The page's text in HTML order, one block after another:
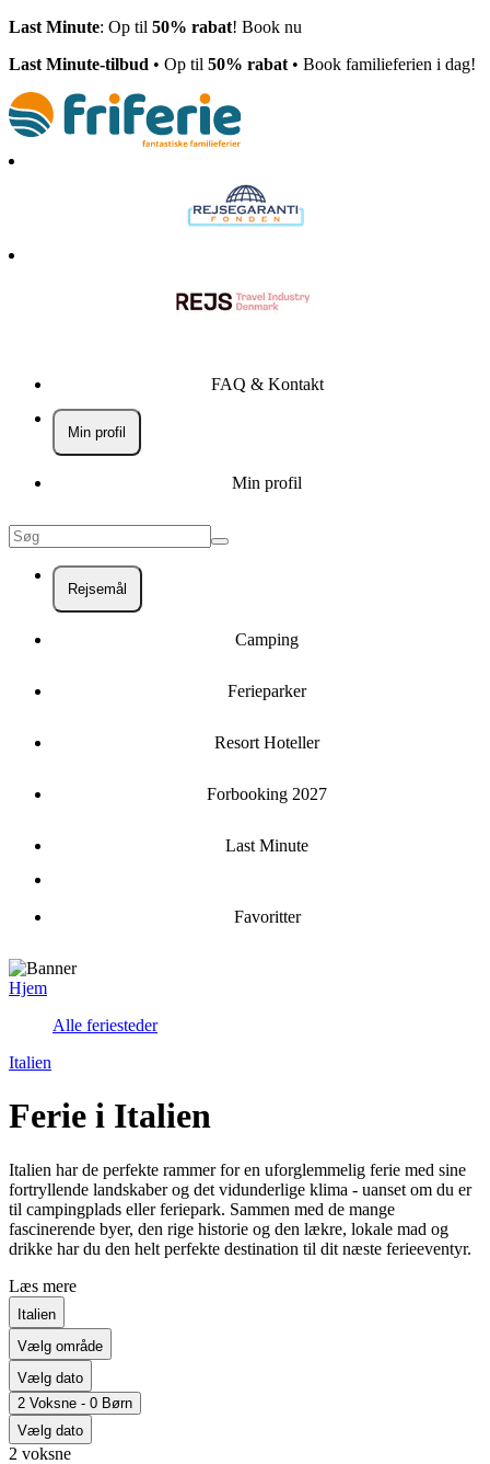
Last Minute: Op til 50% rabat! Book nu
Last Minute-tilbud • Op til 50% rabat • Book familieferien i dag!
FAQ & Kontakt
Min profil
Min profil
Rejsemål
Camping
Ferieparker
Resort Hoteller
Forbooking 2027
Last Minute
Favoritter
Hjem
Alle feriesteder
Italien
Ferie i Italien
Italien har de perfekte rammer for en uforglemmelig ferie med sine
fortryllende landskaber og det vidunderlige klima - uanset om du er
til campingplads eller feriepark. Sammen med de mange
fascinerende byer, den rige historie og den lækre, lokale mad og
drikke har du den helt perfekte destination til dit næste ferieeventyr.
Læs mere
Italien
Vælg område
Vælg dato
2 Voksne - 0 Børn
Vælg dato
2 voksne